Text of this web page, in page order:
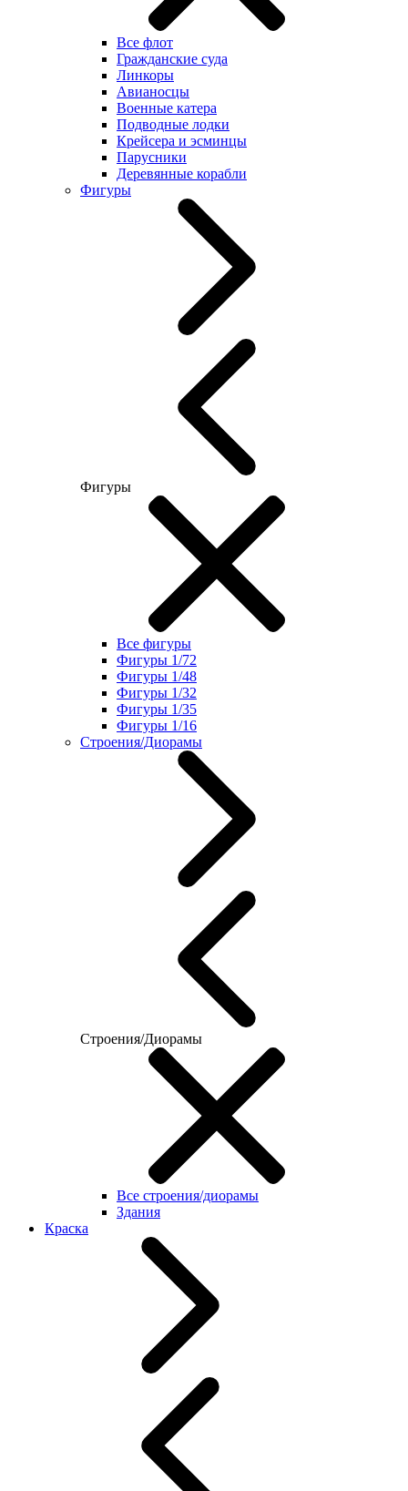
Все флот
Гражданские суда
Линкоры
Авианосцы
Военные катера
Подводные лодки
Крейсера и эсминцы
Парусники
Деревянные корабли
Фигуры
Фигуры
Все фигуры
Фигуры 1/72
Фигуры 1/48
Фигуры 1/32
Фигуры 1/35
Фигуры 1/16
Строения/Диорамы
Строения/Диорамы
Все строения/диорамы
Здания
Краска